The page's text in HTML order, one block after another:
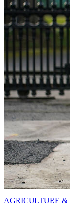
AGRICULTURE